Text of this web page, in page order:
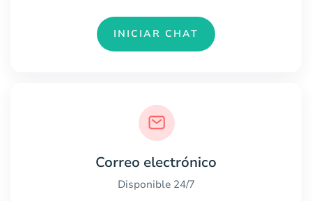
INICIAR CHAT
Correo electrónico
Disponible 24/7